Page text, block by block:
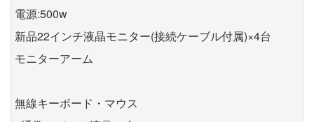
電源:500w
新品22インチ液晶モニター(接続ケーブル付属)×4台
モニターアーム
無線キーボード・マウス